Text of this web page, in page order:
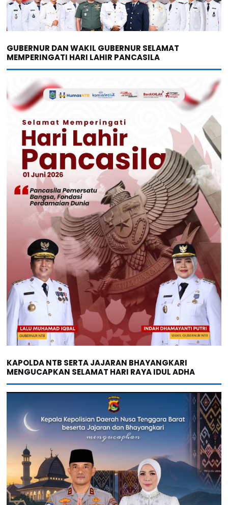
GUBERNUR DAN WAKIL GUBERNUR SELAMAT
MEMPERINGATI HARI LAHIR PANCASILA
KAPOLDA NTB SERTA JAJARAN BHAYANGKARI
MENGUCAPKAN SELAMAT HARI RAYA IDUL ADHA